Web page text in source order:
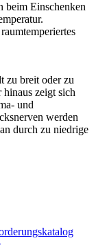
beim Einschenken
zu breit oder zu
zeigt sich
und
werden
durch zu niedrige